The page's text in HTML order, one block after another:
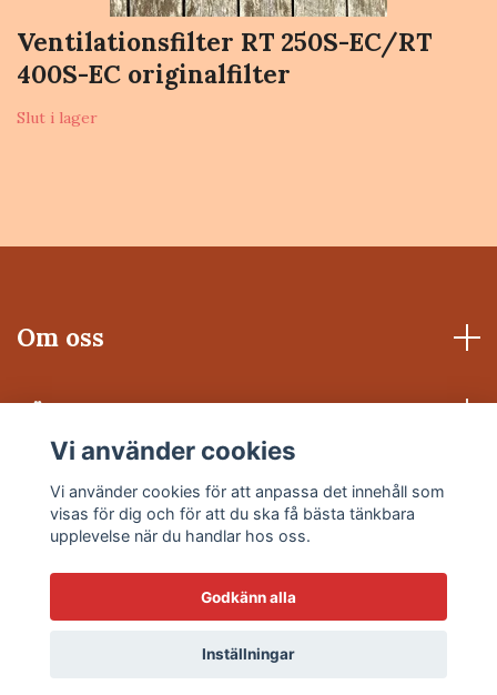
Ventilationsfilter RT 250S-EC/RT
400S-EC originalfilter
Slut i lager
Om oss
Läs mer
Sociala medier
© 2026 Ventilation.net
Vi använder cookies
Vi använder cookies för att anpassa det innehåll som
visas för dig och för att du ska få bästa tänkbara
upplevelse när du handlar hos oss.
Godkänn alla
Inställningar